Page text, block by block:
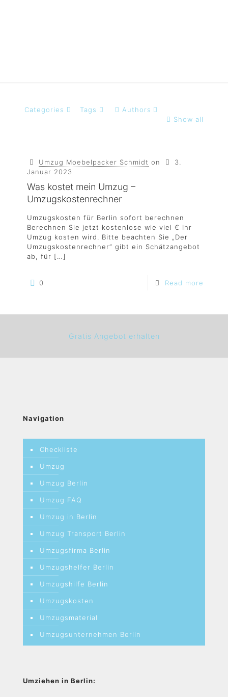
Categories Tags
Authors
Show all
Umzug Moebelpacker Schmidt on
3.
Januar 2023
Was kostet mein Umzug –
Umzugskostenrechner
Umzugskosten für Berlin sofort berechnen
Berechnen Sie jetzt kostenlose wie viel € Ihr
Umzug kosten wird. Bitte beachten Sie „Der
Umzugskostenrechner“ gibt ein Schätzangebot
ab, für […]
0 Read more
Gratis Angebot erhalten
Navigation
Checkliste
Umzug
Umzug Berlin
Umzug FAQ
Umzug in Berlin
Umzug Transport Berlin
Umzugsfirma Berlin
Umzugshelfer Berlin
Umzugshilfe Berlin
Umzugskosten
Umzugsmaterial
Umzugsunternehmen Berlin
Umziehen in Berlin: